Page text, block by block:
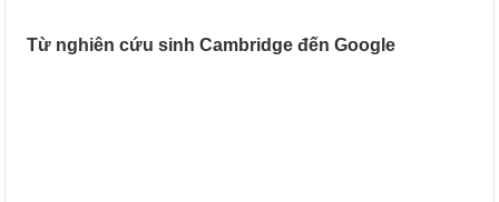
Từ nghiên cứu sinh Cambridge đến Google